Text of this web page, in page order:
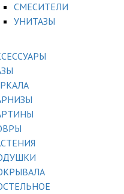
СМЕСИТЕЛИ
УНИТАЗЫ